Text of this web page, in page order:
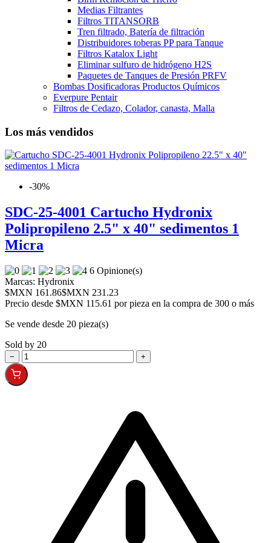
Medias Filtrantes
Filtros TITANSORB
Tren filtrado, Batería de filtración
Distribuidores toberas PP para Tanque
Filtros Katalox Light
Eliminar sulfuro de hidrógeno H2S
Paquetes de Tanques de Presión PRFV
Bombas Dosificadoras Productos Químicos
Everpure Pentair
Filtros de Cedazo, Colador, canasta, Malla
Los más vendidos
-30%
SDC-25-4001 Cartucho Hydronix
Polipropileno 2.5" x 40" sedimentos 1
Micra
6 Opinione(s)
Marcas: Hydronix
$MXN 161.86$MXN 231.23
Precio desde $MXN 115.61 por pieza en la compra de 300 o más
Se vende desde 20 pieza(s)
Sold by 20
− +